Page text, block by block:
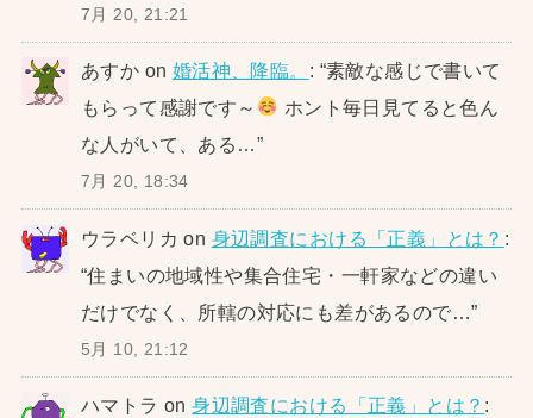
7月 20, 21:21
あすか on 婚活神、降臨。 : “素敵な感じで書いて
もらって感謝です～
ホント毎日見てると色ん
な人がいて、ある…”
7月 20, 18:34
ウラベリカ on 身辺調査における「正義」とは？ :
“住まいの地域性や集合住宅・一軒家などの違い
だけでなく、所轄の対応にも差があるので…”
5月 10, 21:12
ハマトラ on身辺調査における「正義」とは？ :